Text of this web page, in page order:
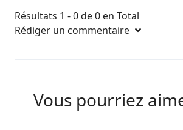
Résultats 1 - 0 de 0 en Total
Rédiger un commentaire
Vous pourriez